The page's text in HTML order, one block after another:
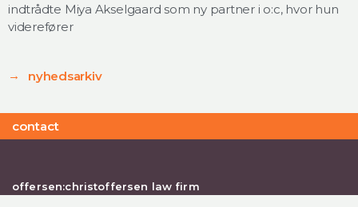
indtrådte Miya Akselgaard som ny partner i o:c, hvor hun
viderefører
nyhedsarkiv
contact
offersen:christoffersen law firm